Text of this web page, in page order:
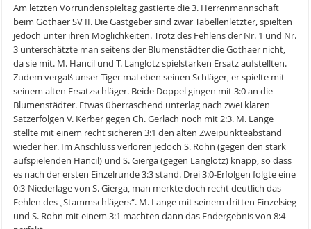
Am letzten Vorrundenspieltag gastierte die 3. Herrenmannschaft
beim Gothaer SV II. Die Gastgeber sind zwar Tabellenletzter, spielten
jedoch unter ihren Möglichkeiten. Trotz des Fehlens der Nr. 1 und Nr.
3 unterschätzte man seitens der Blumenstädter die Gothaer nicht,
da sie mit. M. Hancil und T. Langlotz spielstarken Ersatz aufstellten.
Zudem vergaß unser Tiger mal eben seinen Schläger, er spielte mit
seinem alten Ersatzschläger. Beide Doppel gingen mit 3:0 an die
Blumenstädter. Etwas überraschend unterlag nach zwei klaren
Satzerfolgen V. Kerber gegen Ch. Gerlach noch mit 2:3. M. Lange
stellte mit einem recht sicheren 3:1 den alten Zweipunkteabstand
wieder her. Im Anschluss verloren jedoch S. Rohn (gegen den stark
aufspielenden Hancil) und S. Gierga (gegen Langlotz) knapp, so dass
es nach der ersten Einzelrunde 3:3 stand. Drei 3:0-Erfolgen folgte eine
0:3-Niederlage von S. Gierga, man merkte doch recht deutlich das
Fehlen des „Stammschlägers“. M. Lange mit seinem dritten Einzelsieg
und S. Rohn mit einem 3:1 machten dann das Endergebnis von 8:4